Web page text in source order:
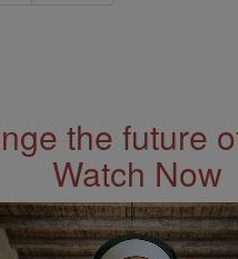
the future
Watch Now